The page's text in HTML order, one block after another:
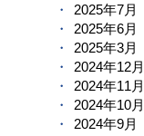
2025年7月
2025年6月
2025年3月
2024年12月
2024年11月
2024年10月
2024年9月